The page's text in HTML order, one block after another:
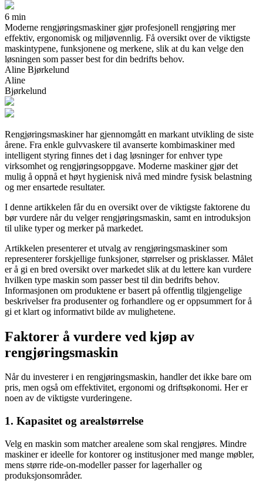
6 min
Moderne rengjøringsmaskiner gjør profesjonell rengjøring mer
effektiv, ergonomisk og miljøvennlig. Få oversikt over de viktigste
maskintypene, funksjonene og merkene, slik at du kan velge den
løsningen som passer best for din bedrifts behov.
Aline Bjørkelund
Aline
Bjørkelund
Rengjøringsmaskiner har gjennomgått en markant utvikling de siste
årene. Fra enkle gulvvaskere til avanserte kombimaskiner med
intelligent styring finnes det i dag løsninger for enhver type
virksomhet og rengjøringsoppgave. Moderne maskiner gjør det
mulig å oppnå et høyt hygienisk nivå med mindre fysisk belastning
og mer ensartede resultater.
I denne artikkelen får du en oversikt over de viktigste faktorene du
bør vurdere når du velger rengjøringsmaskin, samt en introduksjon
til ulike typer og merker på markedet.
Artikkelen presenterer et utvalg av rengjøringsmaskiner som
representerer forskjellige funksjoner, størrelser og prisklasser. Målet
er å gi en bred oversikt over markedet slik at du lettere kan vurdere
hvilken type maskin som passer best til din bedrifts behov.
Informasjonen om produktene er basert på offentlig tilgjengelige
beskrivelser fra produsenter og forhandlere og er oppsummert for å
gi et klart og informativt bilde av mulighetene.
Faktorer å vurdere ved kjøp av
rengjøringsmaskin
Når du investerer i en rengjøringsmaskin, handler det ikke bare om
pris, men også om effektivitet, ergonomi og driftsøkonomi. Her er
noen av de viktigste vurderingene.
1. Kapasitet og arealstørrelse
Velg en maskin som matcher arealene som skal rengjøres. Mindre
maskiner er ideelle for kontorer og institusjoner med mange møbler,
mens større ride-on-modeller passer for lagerhaller og
produksjonsområder.